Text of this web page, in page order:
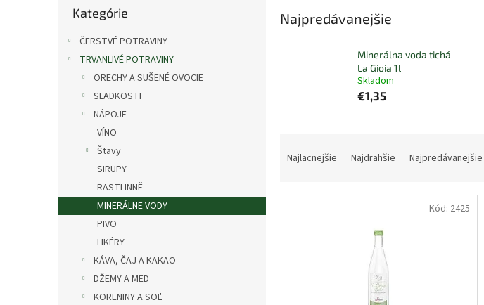
kategórie
Kategórie
ČERSTVÉ POTRAVINY
TRVANLIVÉ POTRAVINY
ORECHY A SUŠENÉ OVOCIE
SLADKOSTI
NÁPOJE
VÍNO
Štavy
SIRUPY
RASTLINNĚ
MINERÁLNE VODY
PIVO
LIKÉRY
KÁVA, ČAJ A KAKAO
DŽEMY A MED
KORENINY A SOĽ
Najpredávanejšie
Minerálna voda tichá
La Gioia 1l
Skladom
€1,35
Najlacnejšie Najdrahšie Najpredávanejšie
Kód: 2425